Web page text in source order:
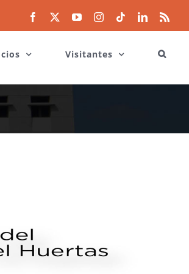
Facebook YouTubeInstagram
TiktokLinkedIn
Visitantes